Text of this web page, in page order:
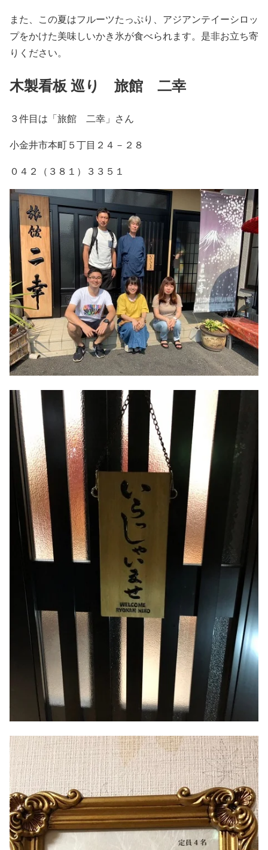
また、この夏はフルーツたっぷり、アジアンテイーシロッ
プをかけた美味しいかき氷が食べられます。是非お立ち寄
りください。
木製看板 巡り 旅館 二幸
３件目は「旅館 二幸」さん
小金井市本町５丁目２４－２８
０４２（３８１）３３５１